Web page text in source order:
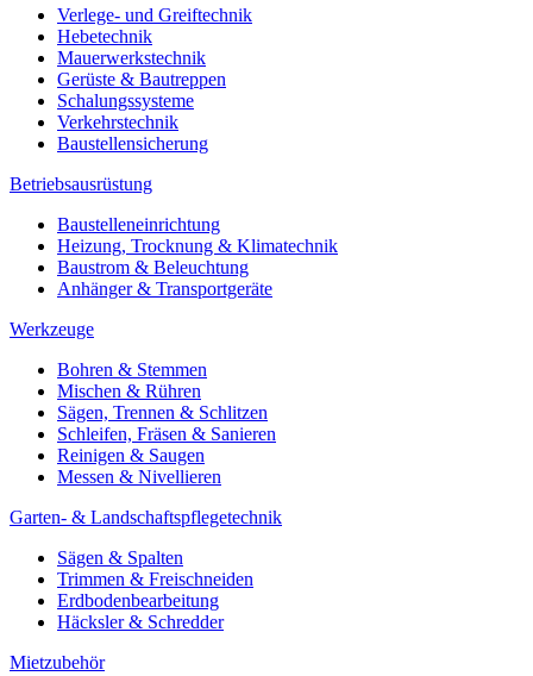
Verlege- und Greiftechnik
Hebetechnik
Mauerwerkstechnik
Gerüste & Bautreppen
Schalungssysteme
Verkehrstechnik
Baustellensicherung
Betriebsausrüstung
Baustelleneinrichtung
Heizung, Trocknung & Klimatechnik
Baustrom & Beleuchtung
Anhänger & Transportgeräte
Werkzeuge
Bohren & Stemmen
Mischen & Rühren
Sägen, Trennen & Schlitzen
Schleifen, Fräsen & Sanieren
Reinigen & Saugen
Messen & Nivellieren
Garten- & Landschaftspflegetechnik
Sägen & Spalten
Trimmen & Freischneiden
Erdbodenbearbeitung
Häcksler & Schredder
Mietzubehör